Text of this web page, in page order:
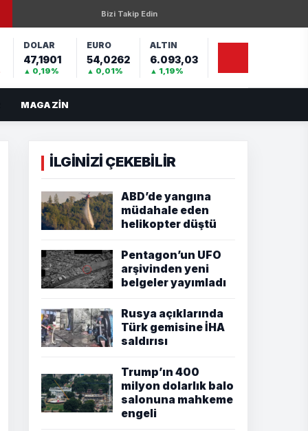
Bizi Takip Edin
DOLAR
47,1901
▲ 0,19%
EURO
54,0262
▲ 0,01%
ALTIN
6.093,03
▲ 1,19%
MAGAZIN
İLGİNİZİ ÇEKEBİLİR
ABD’de yangına
müdahale eden
helikopter düştü
Pentagon’un UFO
arşivinden yeni
belgeler yayımladı
Rusya açıklarında
Türk gemisine İHA
saldırısı
Trump’ın 400
milyon dolarlık balo
salonuna mahkeme
engeli